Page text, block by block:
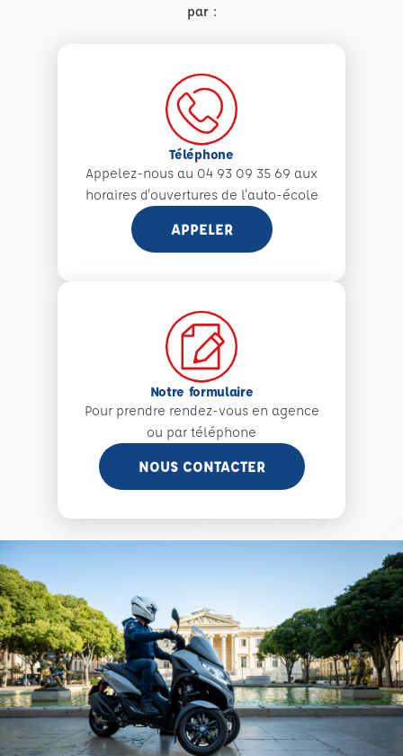
par :
Téléphone
Appelez-nous au 04 93 09 35 69 aux
horaires d'ouvertures de l'auto-école
APPELER
Notre formulaire
Pour prendre rendez-vous en agence
ou par téléphone
NOUS CONTACTER